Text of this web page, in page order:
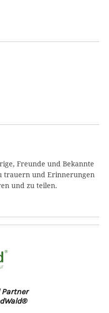
Freunde und Bekannte
trauern und Erinnerungen
und zu teilen.